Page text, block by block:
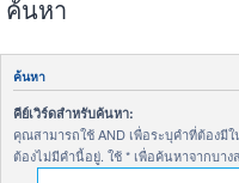
ค้นหา
ค้นหา
คีย์เวิร์ดสำหรับค้นหา:
คุณสามารถใช้ AND เพื่อระบุคำที่ต้องมี
ต้องไม่มีคำนี้อยู่. ใช้ * เพื่อค้นหาจากบาง